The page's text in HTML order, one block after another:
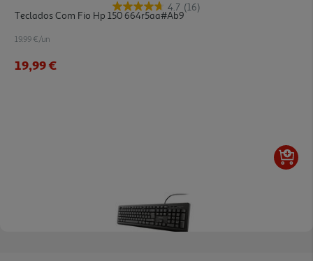
4.7 (16)
Teclados Com Fio Hp 150 664r5aa#ab9
19.99 €/un
19,99 €